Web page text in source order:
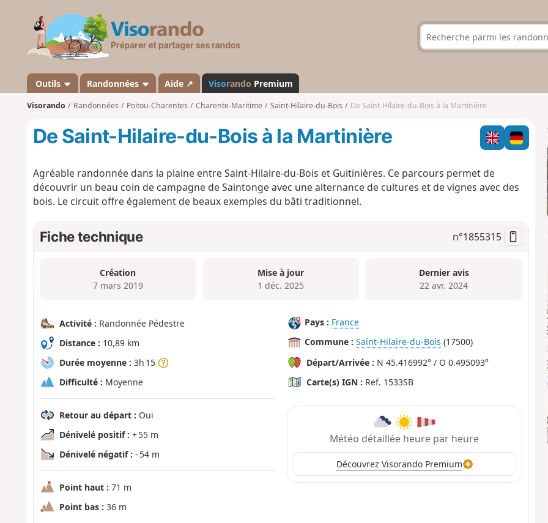
s
a
n
d
Outils Randonnées Aide ↗ Visorando Premium
Visorando Randonnées Poitou-Charentes Charente-Maritime Saint-Hilaire-du-Bois De Saint-Hilaire-du-Bois à la Martinière
De Saint-Hilaire-du-Bois à la Martinière
Agréable randonnée dans la plaine entre Saint-Hilaire-du-Bois et Guitinières. Ce parcours permet de
découvrir un beau coin de campagne de Saintonge avec une alternance de cultures et de vignes avec des
bois. Le circuit offre également de beaux exemples du bâti traditionnel.
Fiche technique n°1855315
Création
7 mars 2019
Mise à jour
1 déc. 2025
Dernier avis
22 avr. 2024
Activité : Randonnée Pédestre
Distance : 10,89 km
Durée moyenne : 3h 15
Difficulté : Moyenne
Retour au départ : Oui
Dénivelé positif : + 55 m
Dénivelé négatif : - 54 m
Point haut : 71 m
Point bas : 36 m
Pays : France
Commune : Saint-Hilaire-du-Bois (17500)
Départ/Arrivée : N 45.416992° / O 0.495093°
Carte(s) IGN : Ref. 1533SB
Météo détaillée heure par heure
Découvrez Visorando Premium